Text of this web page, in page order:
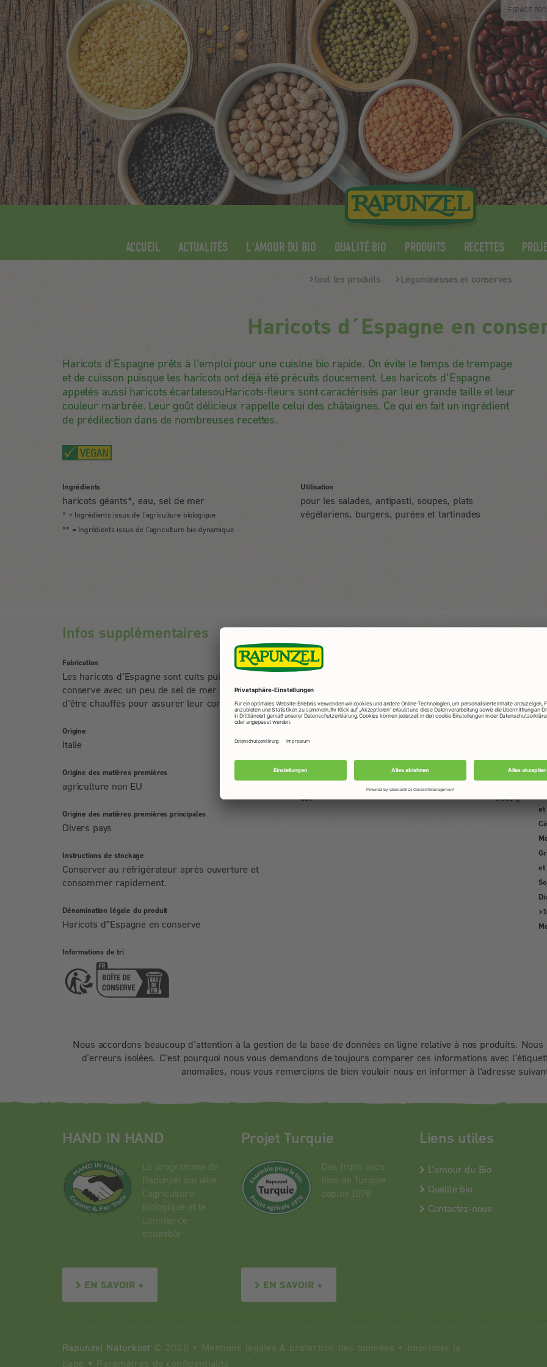
ESPACE PRO
ACCUEIL ACTUALITÉS L'AMOUR DU BIO QUALITÉ BIO PRODUITS RECETTES
tout les produits Légumineuses et conserves
Haricots d´Espagne en
Haricots d'Espagne prêts à l'emploi pour une cuisine bio rapide. On évite le temps de trempage
et de cuisson puisque les haricots ont déjà été précuits doucement. Les haricots d'Espagne
appelés aussi haricots écarlatesouHaricots-fleurs sont caractérisés par leur grande taille et leur
couleur marbrée. Leur goût délicieux rappelle celui des châtaignes. Ce qui en fait un ingrédient
de prédilection dans de nombreuses recettes.
Ingrédients
haricots géants*, eau, sel de mer
* = Ingrédients issus de l’agriculture biologique
** = Ingrédients issus de l’agriculture bio-dynamique
Utilisation
pour les salades, antipasti, soupes, plats
végétariens, burgers, purées et tartinades
Infos supplémentaires
Fabrication
Les haricots d'Espagne sont cuits puis mis en
conserve avec un peu de sel de mer et d'eau avant
d'être chauffés pour assurer leur conservation.
Origine
Italie
Origine des matières premières
agriculture non EU
Origine des matières premières principales
Divers pays
Instructions de stockage
Conserver au réfrigérateur après ouverture et
consommer rapidement.
Dénomination légale du produit
Haricots d"Espagne en conserve
Informations de tri
Valeurs nutritionnelles
moyennes
pour 100g
Valeur énergétique
Matières grasses
0,80 g
Glucides
Fibres alimentaires
6,4 g
Protéines
6,36 g
Sel
0,538 g
et
et
Nous accordons beaucoup d'attention à la gestion de la base de données en ligne relative à nos produits.
d'erreurs isolées. C'est pourquoi nous vous demandons de toujours comparer ces informations avec
anomalies, nous vous remercions de bien vouloir nous en informer à l'adresse
HAND IN HAND
Le programme de
Rapunzel qui allie
l’agriculture
biologique et le
commerce
équitable
EN SAVOIR +
Projet Turquie
Des fruits secs
bios de Turquie
depuis 1976
EN SAVOIR +
Liens utiles
L’amour du Bio
Qualité bio
Contactez-nous
Rapunzel Naturkost © 2026 • Mentions légales & protection des données • Imprimer la
page • Paramètres de confidentialité